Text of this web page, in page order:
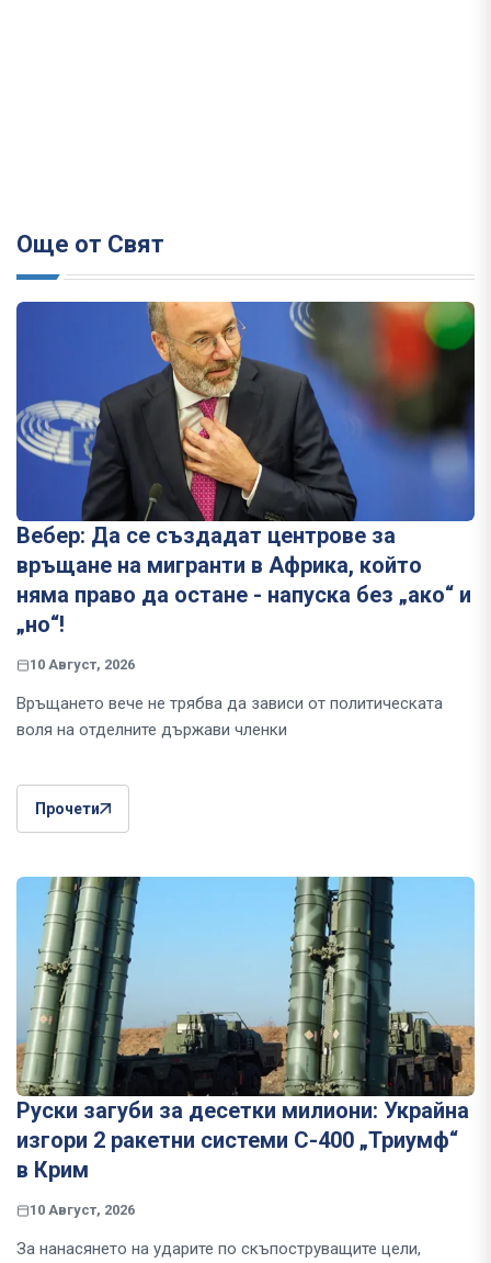
Още от Свят
Вебер: Да се създадат центрове за
връщане на мигранти в Африка, който
няма право да остане - напуска без „ако“ и
„но“!
10 Август, 2026
Връщането вече не трябва да зависи от политическата
воля на отделните държави членки
Прочети
Руски загуби за десетки милиони: Украйна
изгори 2 ракетни системи С-400 „Триумф“
в Крим
10 Август, 2026
За нанасянето на ударите по скъпоструващите цели,